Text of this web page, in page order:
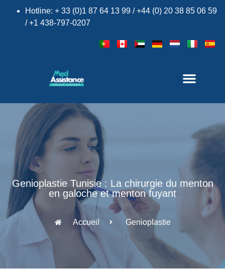
Hotline: + 33 (0)1 87 64 13 99 / +44 (0) 20 38 85 06 59
/ +1 438-797-0207
Genioplastie Tunisie : La chirurgie du menton
en galoche et menton fuyant
Accueil Genioplastie